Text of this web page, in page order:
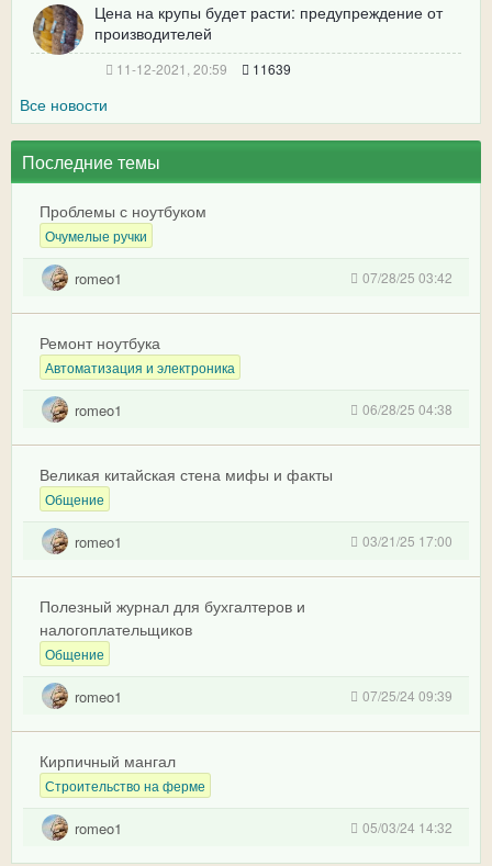
Цена на крупы будет расти: предупреждение от
производителей
11-12-2021, 20:59 11639
Все новости
Последние темы
Проблемы с ноутбуком
Очумелые ручки
romeo1 07/28/25 03:42
Ремонт ноутбука
Автоматизация и электроника
romeo1 06/28/25 04:38
Великая китайская стена мифы и факты
Общение
romeo1 03/21/25 17:00
Полезный журнал для бухгалтеров и
налогоплательщиков
Общение
romeo1 07/25/24 09:39
Кирпичный мангал
Строительство на ферме
romeo1 05/03/24 14:32